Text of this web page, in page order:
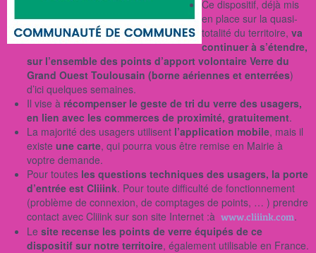
Ce dispositif, déjà mis
en place sur la quasi-
totalité du territoire, va
continuer à s’étendre,
sur l’ensemble des points d’apport volontaire Verre du
Grand Ouest Toulousain (borne aériennes et enterrées)
d’ici quelques semaines.
Il vise à récompenser le geste de tri du verre des usagers,
en lien avec les commerces de proximité, gratuitement.
La majorité des usagers utilisent l’application mobile, mais il
existe une carte, qui pourra vous être remise en Mairie à
voptre demande.
Pour toutes les questions techniques des usagers, la porte
d’entrée est Cliiink. Pour toute difficulté de fonctionnement
(problème de connexion, de comptages de points, … ) prendre
contact avec Cliiink sur son site Internet :à www.cliiink.com.
Le site recense les points de verre équipés de ce
dispositif sur notre territoire, également utilisable en France.